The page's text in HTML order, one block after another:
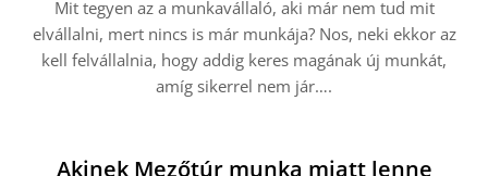
Mit tegyen az a munkavállaló, aki már nem tud mit
elvállalni, mert nincs is már munkája? Nos, neki ekkor az
kell felvállalnia, hogy addig keres magának új munkát,
amíg sikerrel nem jár….
Akinek Mezőtúr munka miatt lenne